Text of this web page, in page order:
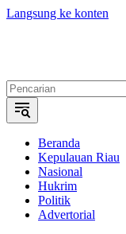
Langsung ke konten
Beranda
Kepulauan Riau
Nasional
Hukrim
Politik
Advertorial